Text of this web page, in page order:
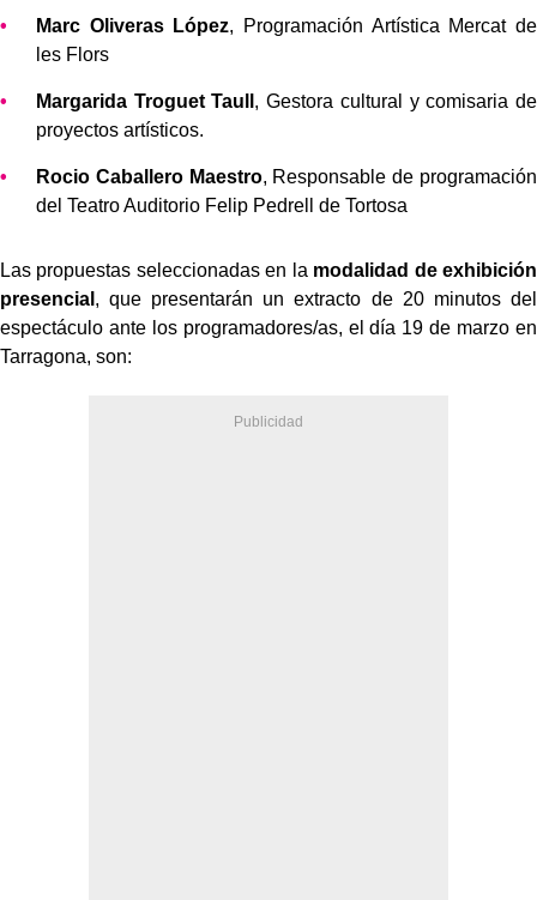
Marc Oliveras López, Programación Artística Mercat de
les Flors
Margarida Troguet Taull , Gestora cultural y comisaria de
proyectos artísticos.
Rocio Caballero Maestro, Responsable de programación
del Teatro Auditorio Felip Pedrell de Tortosa
Las propuestas seleccionadas en la modalidad de exhibición
presencial , que presentarán un extracto de 20 minutos del
espectáculo ante los programadores/as, el día 19 de marzo en
Tarragona, son: